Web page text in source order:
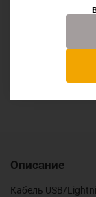
Описание
Кабель USB/